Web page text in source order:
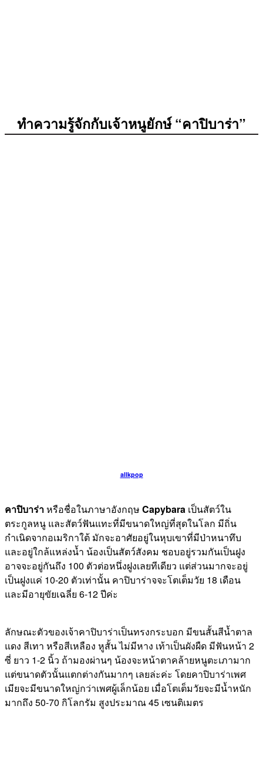
ทำความรู้จักกับเจ้าหนูยักษ์ “คาปิบาร่า”
allkpop
คาปิบาร่าหรือชื่อในภาษาอังกฤษ Capybara เป็นสัตว์ใน
ตระกูลหนู และสัตว์ฟันแทะที่มีขนาดใหญ่ที่สุดในโลก มีถิ่น
กำเนิดจากอเมริกาใต้ มักจะอาศัยอยู่ในหุบเขาที่มีป่าหนาทึบ
และอยู่ใกล้แหล่งน้ำ น้องเป็นสัตว์สังคม ชอบอยู่รวมกันเป็นฝูง
อาจจะอยู่กันถึง 100 ตัวต่อหนึ่งฝูงเลยทีเดียว แต่ส่วนมากจะอยู่
เป็นฝูงแค่ 10-20 ตัวเท่านั้น คาปิบาร่าจจะโตเต็มวัย 18 เดือน
และมีอายุขัยเฉลี่ย 6-12 ปีค่ะ
ลักษณะตัวของเจ้าคาปิบาร่าเป็นทรงกระบอก มีขนสั้นสีน้ำตาล
แดง สีเทา หรือสีเหลือง หูสั้น ไม่มีหาง เท้าเป็นผังผืด มีฟันหน้า 2
ซี่ ยาว 1-2 นิ้ว ถ้ามองผ่านๆ น้องจะหน้าตาคล้ายหนูตะเภามาก
แต่ขนาดตัวนั้นแตกต่างกันมากๆ เลยล่ะค่ะ โดยคาปิบาร่าเพศ
เมียจะมีขนาดใหญ่กว่าเพศผู้เล็กน้อย เมื่อโตเต็มวัยจะมีน้ำหนัก
มากถึง 50-70 กิโลกรัม สูงประมาณ 45 เซนติเมตร